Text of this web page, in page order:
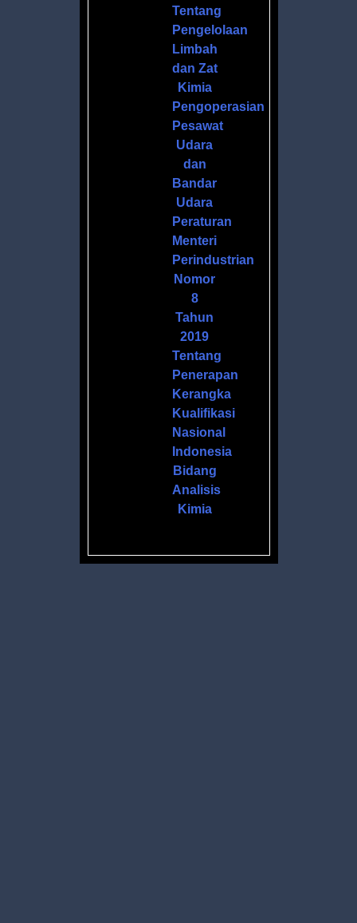
Tentang
Pengelolaan
Limbah
dan Zat
Kimia
Pengoperasian
Pesawat
Udara
dan
Bandar
Udara
Peraturan
Menteri
Perindustrian
Nomor
8
Tahun
2019
Tentang
Penerapan
Kerangka
Kualifikasi
Nasional
Indonesia
Bidang
Analisis
Kimia